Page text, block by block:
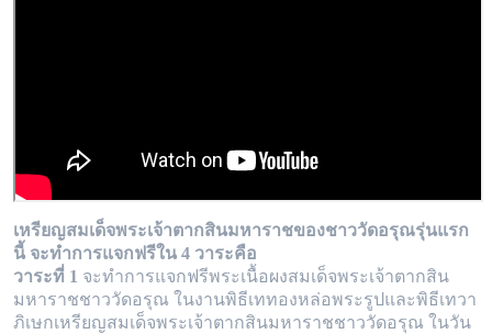
เหรียญสมเด็จพระเจ้าตากสินมหาราชของชาววัดอรุณรุ่นแรก
นี้ จะทำการแจกฟรีใน 4 วาระคือ
วาระที่ 1 จะทำการแจกฟรีพระเนื้อผงสมเด็จพระเจ้าตากสิน
มหาราชชาววัดอรุณ ในงานพิธีเททองหล่อพระรูปและพิธีเทวา
ภิเษกเหรียญสมเด็จพระเจ้าตากสินมหาราชชาววัดอรุณ ในวัน